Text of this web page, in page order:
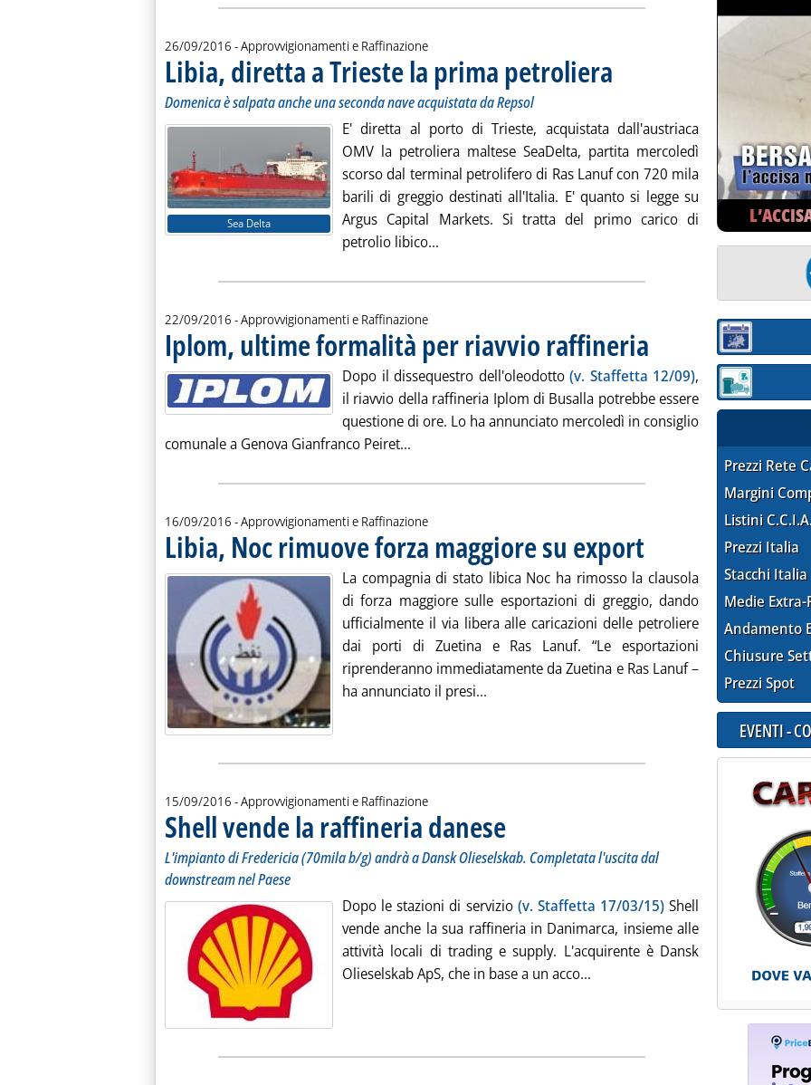
26/09/2016 - Approvvigionamenti e Raffinazione
Libia, diretta a Trieste la prima petroliera
. Sottotitolo: Domenica è salpata anche una seconda nave acquistata da Repsol
. Pubblicata lunedì 26 settembre 2016 alle 10.5.
Domenica è salpata anche una seconda nave acquistata da Repsol
Sea Delta
E' diretta al porto di Trieste, acquistata dall'austriaca
OMV la petroliera maltese SeaDelta, partita mercoledì
scorso dal terminal petrolifero di Ras Lanuf con 720 mila
barili di greggio destinati all'Italia. E' quanto si legge su
Argus Capital Markets. Si tratta del primo carico di
petrolio libico... Leggi tutta la notizia: 'Libia, diretta a Trieste la prima
22/09/2016 - Approvvigionamenti e Raffinazione
Iplom, ultime formalità per riavvio raffineria . Pubblicata giovedì 22 settembre
Dopo il dissequestro dell'oleodotto (v. Staffetta 12/09),
il riavvio della raffineria Iplom di Busalla potrebbe essere
questione di ore. Lo ha annunciato mercoledì in consiglio
comunale a Genova Gianfranco Peiret... Leggi tutta la notizia: 'Iplom, ultime formalità per riavvio
16/09/2016 - Approvvigionamenti e Raffinazione
Libia, Noc rimuove forza maggiore su export
. Pubblicata venerdì 16 settembre 2016 alle 11.9.La compagnia di stato libica Noc ha rimosso la clausola
di forza maggiore sulle esportazioni di greggio, dando
ufficialmente il via libera alle caricazioni delle petroliere
dai porti di Zuetina e Ras Lanuf. “Le esportazioni
riprenderanno immediatamente da Zuetina e Ras Lanuf –
ha annunciato il presi... Leggi tutta la notizia: 'Libia, Noc rimuove forza
15/09/2016 - Approvvigionamenti e Raffinazione
Shell vende la raffineria danese
L'impianto di Fredericia (70mila b/g) andrà a Dansk Olieselskab. Completata l'uscita dal
downstream nel Paese
Dopo le stazioni di servizio (v. Staffetta 17/03/15)Shell
vende anche la sua raffineria in Danimarca, insieme alle
attività locali di trading e supply. L'acquirente è Dansk
Olieselskab ApS, che in base a un acco... Leggi tutta la notizia: 'Shell
Sezione:
Sezione:
Prezzi Rete
Margini
Listini
Prezzi Italia
Stacchi Italia
Medie Extra-
Andamento
Chiusure
Prezzi Spot
EVENTI -